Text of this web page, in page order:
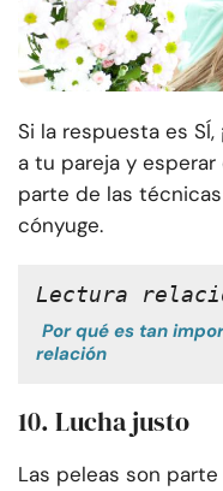
Si la respuesta es
a tu pareja y
parte de las
cónyuge.
Lectura
Por qué es tan
relación
10. Lucha justo
Las peleas son